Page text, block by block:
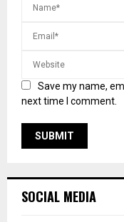
Save my name,
next time I comment.
SOCIAL MEDIA